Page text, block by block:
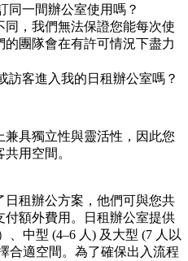
同一間辦公室使用嗎？
同，我們無法保證您能每次使
的團隊會在有許可情況下盡力
訪客進入我的日租辦公室嗎？
具獨立性與靈活性，因此您
用空間。
日租辦公方案，他們可與您共
付額外費用。日租辦公室提供
、中型 (4–6 人) 及大型 (7 人以
合適空間。為了確保出入流程